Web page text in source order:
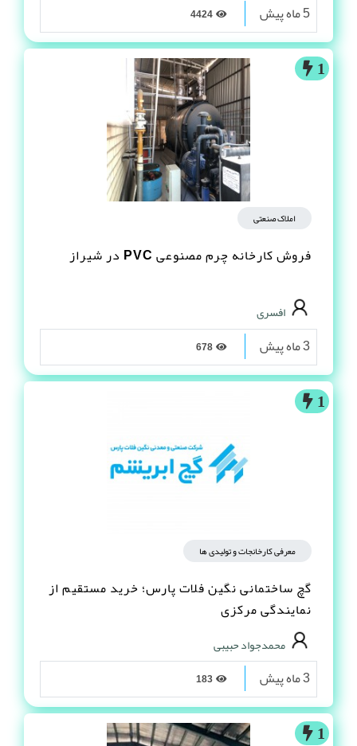
5 ماه پیش
1
املاک صنعتی
فروش کارخانه چرم مصنوعى PVC در شیراز
افسری
3 ماه پیش
1
معرفی کارخانجات و تولیدی ها
گچ ساختمانی نگین فلات پارس؛ خرید مستقیم از
نمایندگی مرکزی
محمدجواد حبیبی
3 ماه پیش
1